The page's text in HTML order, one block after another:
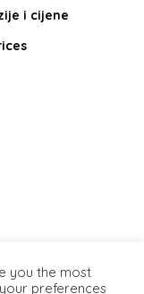
i cijene
you the most
preferences